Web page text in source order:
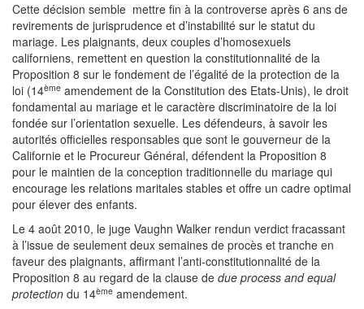
Cette décision semble mettre fin à la controverse après 6 ans de
revirements de jurisprudence et d’instabilité sur le statut du
mariage. Les plaignants, deux couples d’homosexuels
californiens, remettent en question la constitutionnalité de la
Proposition 8 sur le fondement de l’égalité de la protection de la
loi (14ème amendement de la Constitution des Etats-Unis), le droit
fondamental au mariage et le caractère discriminatoire de la loi
fondée sur l’orientation sexuelle. Les défendeurs, à savoir les
autorités officielles responsables que sont le gouverneur de la
Californie et le Procureur Général, défendent la Proposition 8
pour le maintien de la conception traditionnelle du mariage qui
encourage les relations maritales stables et offre un cadre optimal
pour élever des enfants.
Le 4 août 2010, le juge Vaughn Walker rendun verdict fracassant
à l’issue de seulement deux semaines de procès et tranche en
faveur des plaignants, affirmant l’anti-constitutionnalité de la
Proposition 8 au regard de la clause de due process and equal
protection du 14ème amendement.